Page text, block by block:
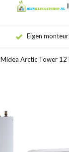
Eigen
Midea Arctic Tower